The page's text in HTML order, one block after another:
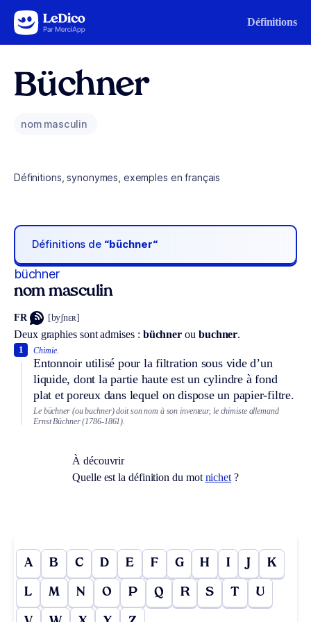
Aller au contenu Définitions
Büchner
nom masculin
Définitions, synonymes, exemples en français
Définitions de “büchner“
büchner
nom masculin
FR [byʃnɛʀ]
Deux graphies sont admises : büchner ou buchner.
Chimie.
Entonnoir utilisé pour la filtration sous vide d’un
liquide, dont la partie haute est un cylindre à fond
plat et poreux dans lequel on dispose un papier-filtre.
1
Le büchner (ou buchner) doit son nom à son inventeur, le chimiste allemand
Ernst Büchner (1786-1861).
À découvrir
Quelle est la définition du mot nichet ?
A B C D E F G H I J K
L M N O P Q R S T U